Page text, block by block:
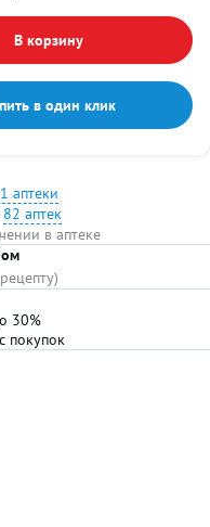
В корзину
в один клик
аптеки
82 аптек
в аптеке
30%
покупок